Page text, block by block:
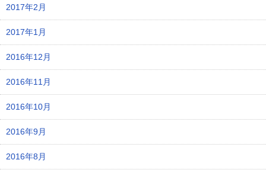
2017年2月
2017年1月
2016年12月
2016年11月
2016年10月
2016年9月
2016年8月